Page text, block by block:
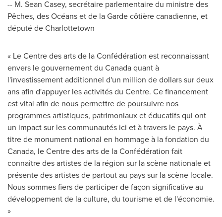
-- M. Sean Casey, secrétaire parlementaire du ministre des
Pêches, des Océans et de la Garde côtière canadienne, et
député deCharlottetown
« Le Centre des arts de la Confédération est reconnaissant
envers le gouvernement du Canadaquant à
l'investissement additionnel d'un million de dollars sur deux
ans afin d'appuyer les activités du Centre. Ce financement
est vital afin de nous permettre de poursuivre nos
programmes artistiques, patrimoniaux et éducatifs qui ont
un impact sur les communautés ici et à travers le pays. À
titre de monument national en hommage à la fondation du
Canada, le Centre des arts de la Confédération fait
connaître des artistes de la région sur la scène nationale et
présente des artistes de partout au pays sur la scène locale.
Nous sommes fiers de participer de façon significative au
développement de la culture, du tourisme et de l'économie.
»